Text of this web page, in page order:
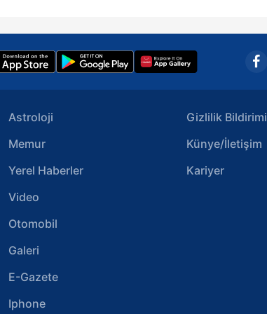
Astroloji
Memur
Yerel Haberler
Video
Otomobil
Galeri
E-Gazete
Iphone
Gizlilik Bildirimi
Künye/İletişim
Kariyer